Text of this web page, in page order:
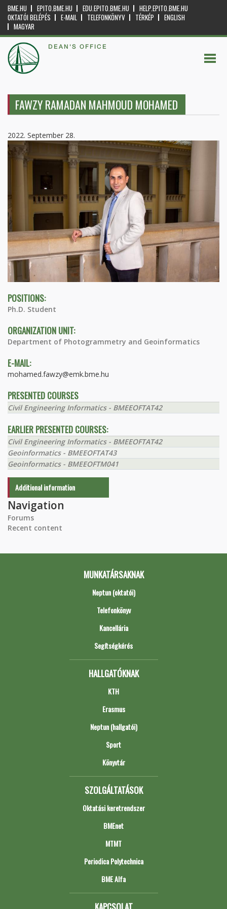
BME.HU EPITO.BME.HU EDU.EPITO.BME.HU
HELP.EPITO.BME.HU
OKTATÓI BELÉPÉS
E-MAIL TELEFONKÖNYV TÉRKÉP
ENGLISH
MAGYAR
DEAN'S OFFICE
FAWZY RAMADAN MAHMOUD MOHAMED
2022. September 28.
POSITIONS:
Ph.D. Student
ORGANIZATION UNIT:
Department of Photogrammetry and Geoinformatics
E-MAIL:
mohamed.fawzy@emk.bme.hu
PRESENTED COURSES
Civil Engineering Informatics - BMEEOFTAT42
EARLIER PRESENTED COURSES:
Civil Engineering Informatics - BMEEOFTAT42
Geoinformatics - BMEEOFTAT43
Geoinformatics - BMEEOFTM041
Additional information
Navigation
Forums
Recent content
MUNKATÁRSAKNAK
Neptun (oktatói)
Telefonkönyv
Kancellária
Segítségkérés
HALLGATÓKNAK
KTH
Erasmus
Neptun (hallgatói)
Sport
Könyvtár
SZOLGÁLTATÁSOK
Oktatási keretrendszer
BMEnet
MTMT
Periodica Polytechnica
BME Alfa